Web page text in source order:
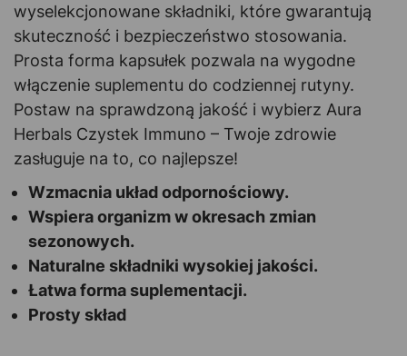
wyselekcjonowane składniki, które gwarantują
skuteczność i bezpieczeństwo stosowania.
Prosta forma kapsułek pozwala na wygodne
włączenie suplementu do codziennej rutyny.
Postaw na sprawdzoną jakość i wybierz Aura
Herbals Czystek Immuno – Twoje zdrowie
zasługuje na to, co najlepsze!
Wzmacnia układ odpornościowy.
Wspiera organizm w okresach zmian
sezonowych.
Naturalne składniki wysokiej jakości.
Łatwa forma suplementacji.
Prosty skład